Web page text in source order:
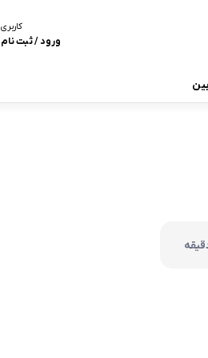
کاربری
ورود / ثبت نام